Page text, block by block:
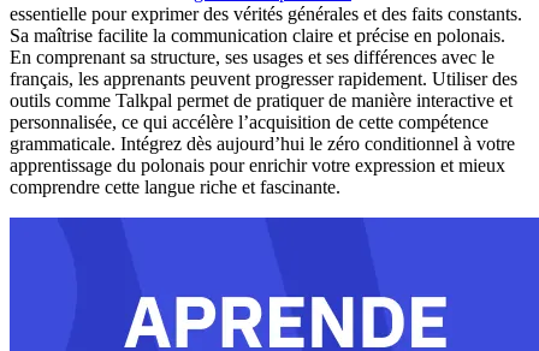
essentielle pour exprimer des vérités générales et des faits constants.
Sa maîtrise facilite la communication claire et précise en polonais.
En comprenant sa structure, ses usages et ses différences avec le
français, les apprenants peuvent progresser rapidement. Utiliser des
outils comme Talkpal permet de pratiquer de manière interactive et
personnalisée, ce qui accélère l’acquisition de cette compétence
grammaticale. Intégrez dès aujourd’hui le zéro conditionnel à votre
apprentissage du polonais pour enrichir votre expression et mieux
comprendre cette langue riche et fascinante.